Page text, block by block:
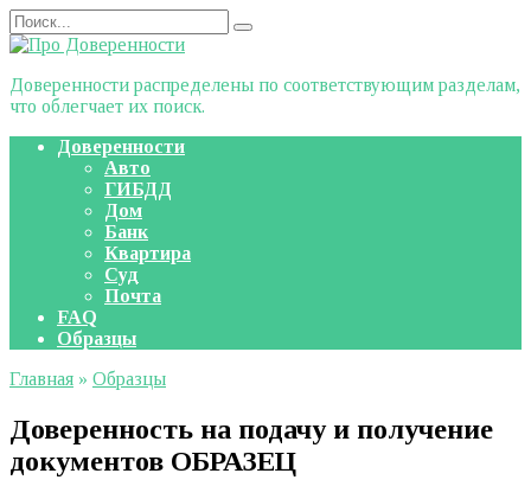
Перейти
к
содержанию
Search
for:
Доверенности распределены по соответствующим разделам,
что облегчает их поиск.
Доверенности
Авто
ГИБДД
Дом
Банк
Квартира
Суд
Почта
FAQ
Образцы
Главная » Образцы
Доверенность на подачу и получение
документов ОБРАЗЕЦ